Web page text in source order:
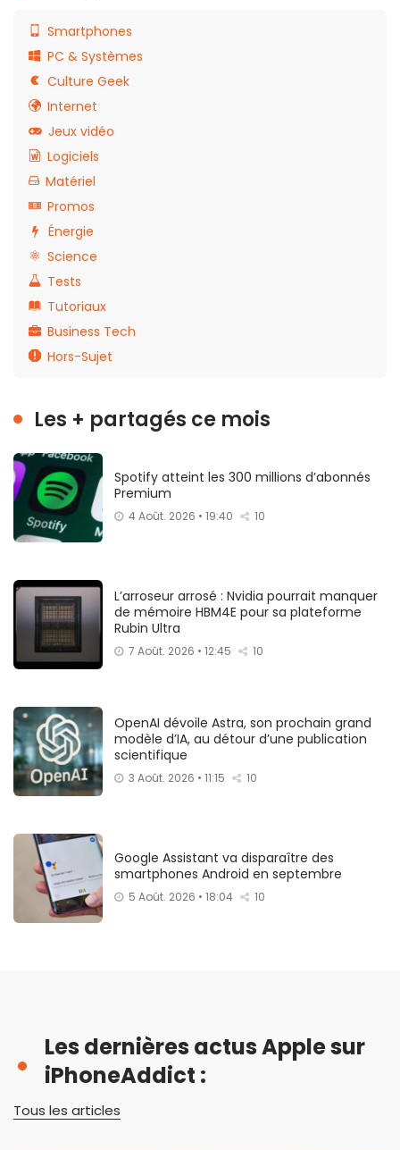
Smartphones
PC & Systèmes
Culture Geek
Internet
Jeux vidéo
Logiciels
Matériel
Promos
Énergie
Science
Tests
Tutoriaux
Business Tech
Hors-Sujet
Les + partagés ce mois
Spotify atteint les 300 millions d’abonnés
Premium
4 Août. 2026 • 19:40 10
L’arroseur arrosé : Nvidia pourrait manquer
de mémoire HBM4E pour sa plateforme
Rubin Ultra
7 Août. 2026 • 12:45 10
OpenAI dévoile Astra, son prochain grand
modèle d’IA, au détour d’une publication
scientifique
3 Août. 2026 • 11:15 10
Google Assistant va disparaître des
smartphones Android en septembre
5 Août. 2026 • 18:04 10
Les dernières actus Apple sur
iPhoneAddict :
Tous les articles